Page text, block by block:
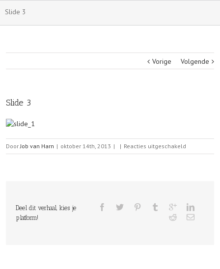
Slide 3
Vorige Volgende
Slide 3
DoorJob van Harn | oktober 14th, 2013 | | Reacties uitgeschakeld
Slide
Deel dit verhaal, kies je
platform!